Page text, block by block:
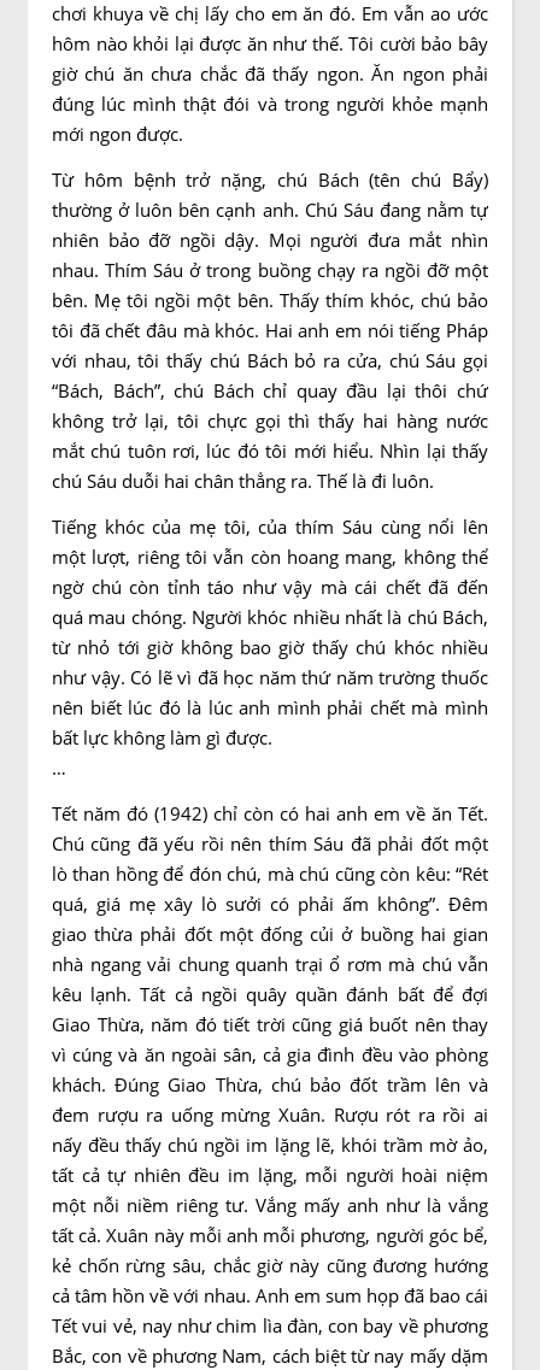
chơi khuya về chị lấy cho em ăn đó. Em vẫn ao ước
hôm nào khỏi lại được ăn như thế. Tôi cười bảo bây
giờ chú ăn chưa chắc đã thấy ngon. Ăn ngon phải
đúng lúc mình thật đói và trong người khỏe mạnh
mới ngon được.
Từ hôm bệnh trở nặng, chú Bách (tên chú Bẩy)
thường ở luôn bên cạnh anh. Chú Sáu đang nằm tự
nhiên bảo đỡ ngồi dậy. Mọi người đưa mắt nhìn
nhau. Thím Sáu ở trong buồng chạy ra ngồi đỡ một
bên. Mẹ tôi ngồi một bên. Thấy thím khóc, chú bảo
tôi đã chết đâu mà khóc. Hai anh em nói tiếng Pháp
với nhau, tôi thấy chú Bách bỏ ra cửa, chú Sáu gọi
“Bách, Bách”, chú Bách chỉ quay đầu lại thôi chứ
không trở lại, tôi chực gọi thì thấy hai hàng nước
mắt chú tuôn rơi, lúc đó tôi mới hiểu. Nhìn lại thấy
chú Sáu duỗi hai chân thẳng ra. Thế là đi luôn.
Tiếng khóc của mẹ tôi, của thím Sáu cùng nổi lên
một lượt, riêng tôi vẫn còn hoang mang, không thể
ngờ chú còn tỉnh táo như vậy mà cái chết đã đến
quá mau chóng. Người khóc nhiều nhất là chú Bách,
từ nhỏ tới giờ không bao giờ thấy chú khóc nhiều
như vậy. Có lẽ vì đã học năm thứ năm trường thuốc
nên biết lúc đó là lúc anh mình phải chết mà mình
bất lực không làm gì được.
…
Tết năm đó (1942) chỉ còn có hai anh em về ăn Tết.
Chú cũng đã yếu rồi nên thím Sáu đã phải đốt một
lò than hồng để đón chú, mà chú cũng còn kêu: “Rét
quá, giá mẹ xây lò sưởi có phải ấm không”. Đêm
giao thừa phải đốt một đống củi ở buồng hai gian
nhà ngang vải chung quanh trại ổ rơm mà chú vẫn
kêu lạnh. Tất cả ngồi quây quần đánh bất để đợi
Giao Thừa, năm đó tiết trời cũng giá buốt nên thay
vì cúng và ăn ngoài sân, cả gia đình đều vào phòng
khách. Đúng Giao Thừa, chú bảo đốt trầm lên và
đem rượu ra uống mừng Xuân. Rượu rót ra rồi ai
nấy đều thấy chú ngồi im lặng lẽ, khói trầm mờ ảo,
tất cả tự nhiên đều im lặng, mỗi người hoài niệm
một nỗi niềm riêng tư. Vắng mấy anh như là vắng
tất cả. Xuân này mỗi anh mỗi phương, người góc bể,
kẻ chốn rừng sâu, chắc giờ này cũng đương hướng
cả tâm hồn về với nhau. Anh em sum họp đã bao cái
Tết vui vẻ, nay như chim lìa đàn, con bay về phương
Bắc, con về phương Nam, cách biệt từ nay mấy dặm